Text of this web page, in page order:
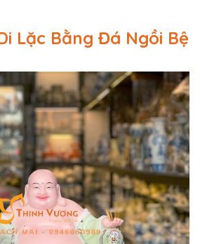
Lặc Bằng Đá Ngồi Bệ